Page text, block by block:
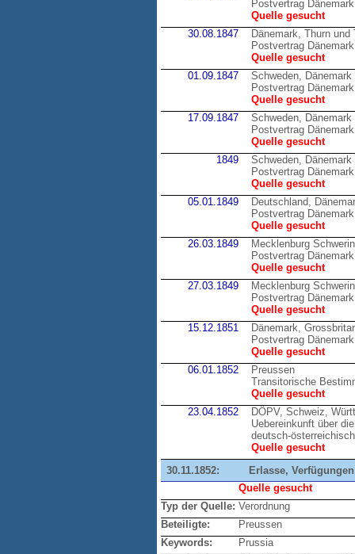
Postvertrag
Quelle gesucht
30.08.1847
Dänemark, Thurn und
Postvertrag
Quelle gesucht
01.09.1847
Schweden, Dänemark
Postvertrag
Quelle gesucht
17.09.1847
Schweden, Dänemark
Postvertrag
Quelle gesucht
1849
Schweden, Dänemark
Postvertrag
Quelle gesucht
05.01.1849
Deutschland,
Postvertrag
Quelle gesucht
26.03.1849
Mecklenburg
Postvertrag
Quelle gesucht
27.03.1849
Mecklenburg
Postvertrag
Quelle gesucht
15.12.1851
Dänemark,
Postvertrag
Quelle gesucht
06.01.1852
Preussen
Transitorische
Quelle gesucht
23.04.1852
DÖPV, Schweiz,
Uebereinkunft über
deutsch-
Quelle gesucht
30.11.1852:
Erlasse,
Quelle gesucht
Typ der Quelle: Verordnung
Beteiligte:
Preussen
Keywords:
Prussia